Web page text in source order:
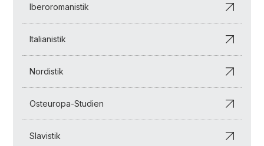
Iberoromanistik
Italianistik
Nordistik
Osteuropa-Studien
Slavistik